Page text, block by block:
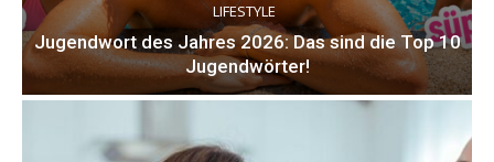
LIFESTYLE
Jugendwort des Jahres 2026: Das sind die Top 10
Jugendwörter!